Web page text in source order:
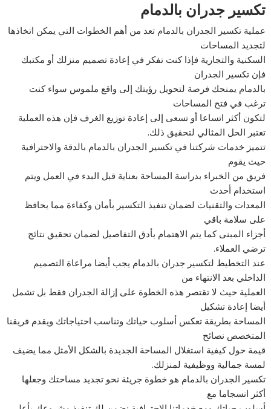
تكسير جدران بالدمام
عملية تكسير الجدران بالدمام تعد من أهم الخطوات التي يمكن اتخاذها
لتجديد المساحات
السكنية والتجارية فإذا كنت تفكر في إعادة تصميم منزلك أو مكتبك
فإن تكسير الجدران
بالدمام يمنحك فرصة لتحويل رؤيتك إلى واقع ملموس سواء كنت
ترغب في فتح المساحات
لتكون أكثر اتساعا أو تسعى إلى إعادة توزيع الغرف فإن هذه العملية
تعتبر الحل المثالي لتحقيق ذلك.
تتميز خدمات شركتنا في تكسير الجدران بالدمام بالدقة والاحترافية
حيث يقوم
فريق من الخبراء بدراسة المساحة بعناية قبل البدء في العمل ويتم
استخدام أحدث
المعدات والتقنيات لضمان تنفيذ التكسير بأمان وكفاءة مما يحافظ
على سلامة باقي
أجزاء المبنى كما يتم الاهتمام بأدق التفاصيل لضمان تحقيق نتائج
ترضي العملاء.
عند التخطيط لتكسير جدران بالدمام يجب أيضا مراعاة التصميم
الداخلي بعد الانتهاء من
العملية حيث لا تقتصر هذه الخطوة على إزالة الجدران فقط بل تشمل
أيضا إعادة تشكيل
المساحة بطريقة تعكس أسلوب حياتك وتناسب احتياجاتك ويقدم فريقنا
المتخصص نصائح
قيمة حول كيفية استغلال المساحة الجديدة بالشكل الأمثل مما يضيف
لمسة جمالية ووظيفية لمنزلك.
تكسير الجدران بالدمام هو خطوة جريئة نحو تجديد مساحتك وجعلها
أكثر انسجاما مع